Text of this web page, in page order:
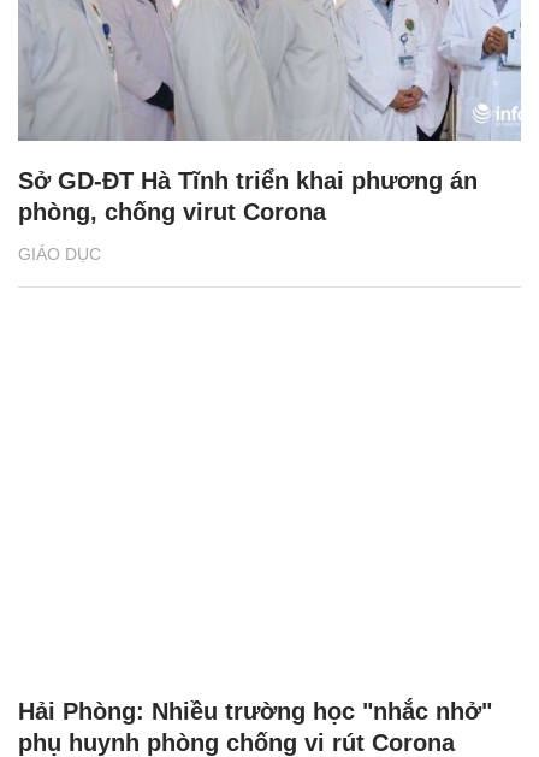
GIÁO DỤC
Sở GD-ĐT Hà Tĩnh triển khai phương án
phòng, chống virut Corona
Hải Phòng: Nhiều trường học "nhắc nhở"
phụ huynh phòng chống vi rút Corona